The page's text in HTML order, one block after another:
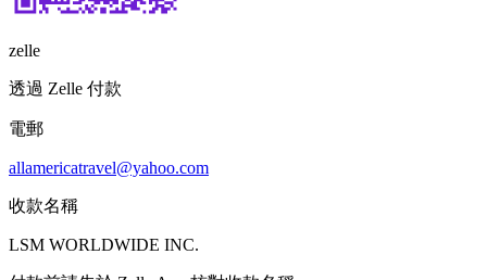
zelle
透過 Zelle 付款
電郵
allamericatravel@yahoo.com
收款名稱
LSM WORLDWIDE INC.